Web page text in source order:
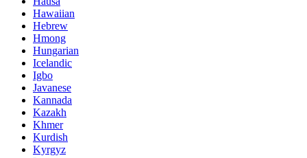
Hawaiian
Hebrew
Hmong
Hungarian
Icelandic
Igbo
Javanese
Kannada
Kazakh
Khmer
Kurdish
Kyrgyz